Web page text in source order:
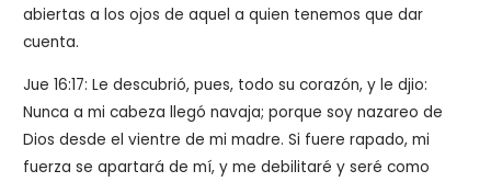
abiertas a los ojos de aquel a quien tenemos que dar
cuenta.
Jue 16:17: Le descubrió, pues, todo su corazón, y le djio:
Nunca a mi cabeza llegó navaja; porque soy nazareo de
Dios desde el vientre de mi madre. Si fuere rapado, mi
fuerza se apartará de mí, y me debilitaré y seré como